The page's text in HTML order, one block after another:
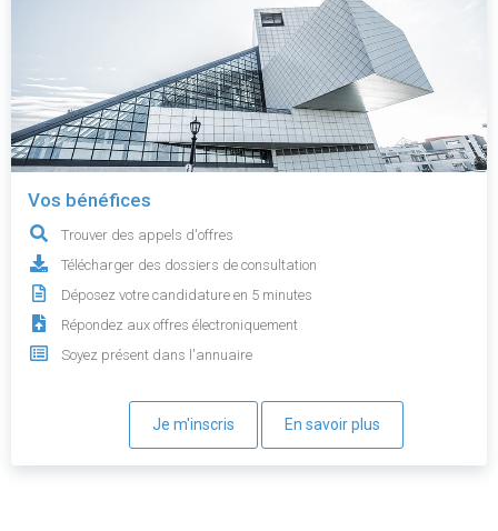
Vos bénéfices
Trouver des appels d'offres
Télécharger des dossiers de consultation
Déposez votre candidature en 5 minutes
Répondez aux offres électroniquement
Soyez présent dans l'annuaire
Je m'inscris En savoir plus